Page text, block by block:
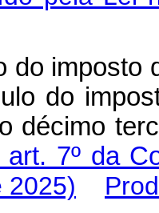
do
do
décimo
7º da
2025)